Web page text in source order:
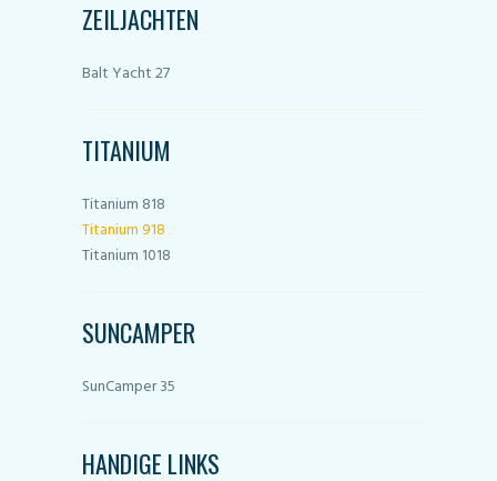
ZEILJACHTEN
Balt Yacht 27
TITANIUM
Titanium 818
Titanium 918
Titanium 1018
SUNCAMPER
SunCamper 35
HANDIGE LINKS